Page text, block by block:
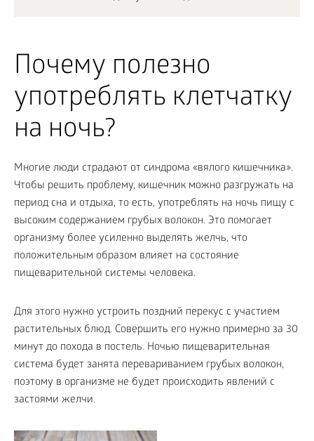
Почему полезно
употреблять клетчатку
на ночь?
Многие люди страдают от синдрома «вялого кишечника».
Чтобы решить проблему, кишечник можно разгружать на
период сна и отдыха, то есть, употреблять на ночь пищу с
высоким содержанием грубых волокон. Это помогает
организму более усиленно выделять желчь, что
положительным образом влияет на состояние
пищеварительной системы человека.
Для этого нужно устроить поздний перекус с участием
растительных блюд. Совершить его нужно примерно за 30
минут до похода в постель. Ночью пищеварительная
система будет занята перевариванием грубых волокон,
поэтому в организме не будет происходить явлений с
застоями желчи.